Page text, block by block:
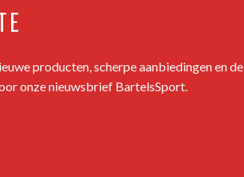
producten, scherpe aanbiedingen en de
onze nieuwsbrief BartelsSport.